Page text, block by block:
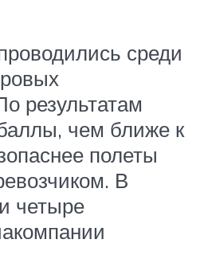
среди
результатам
чем ближе к
полеты
В
четыре